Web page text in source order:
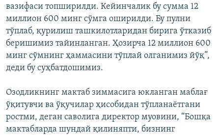
вазифаси топширилди. Кейинчалик бу сумма 12
миллион 600 минг сўмга оширилди. Бу пулни
тўплаб, қурилиш ташкилотларидан бирига ўтказиб
беришимиз тайинланган. Ҳозирча 12 миллион 600
минг сўмнинг ҳаммасини тўплай олганимиз йўқ”,
деди бу суҳбатдошимиз.
Озодликнинг мактаб зиммасига юкланган маблағ
ўқитувчи ва ўқучилар ҳисобидан тўпланаётгани
ростми, деган саволига директор муовини, “Бошқа
мактабларда шундай қилиняпти, бизнинг